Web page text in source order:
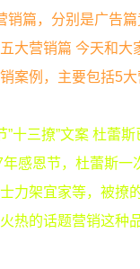
销篇，分别是广告
大营销篇 今天和大
案例，主要包括5
”十三撩”文案 杜蕾
感恩节，杜蕾斯一
力架宜家等，被撩
热的话题营销这种